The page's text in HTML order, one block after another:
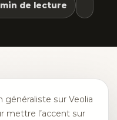
de lecture
généraliste sur Veolia
mettre l’accent sur